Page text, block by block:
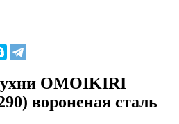
OMOIKIRI
вороненая сталь